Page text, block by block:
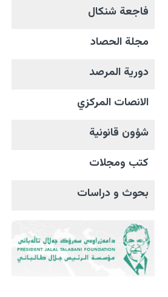
فاجعة شنكال
مجلة الحصاد
دورية المرصد
الانصات المرکزي
شؤون قانونية
كتب ومجلات
بحوث و دراسات